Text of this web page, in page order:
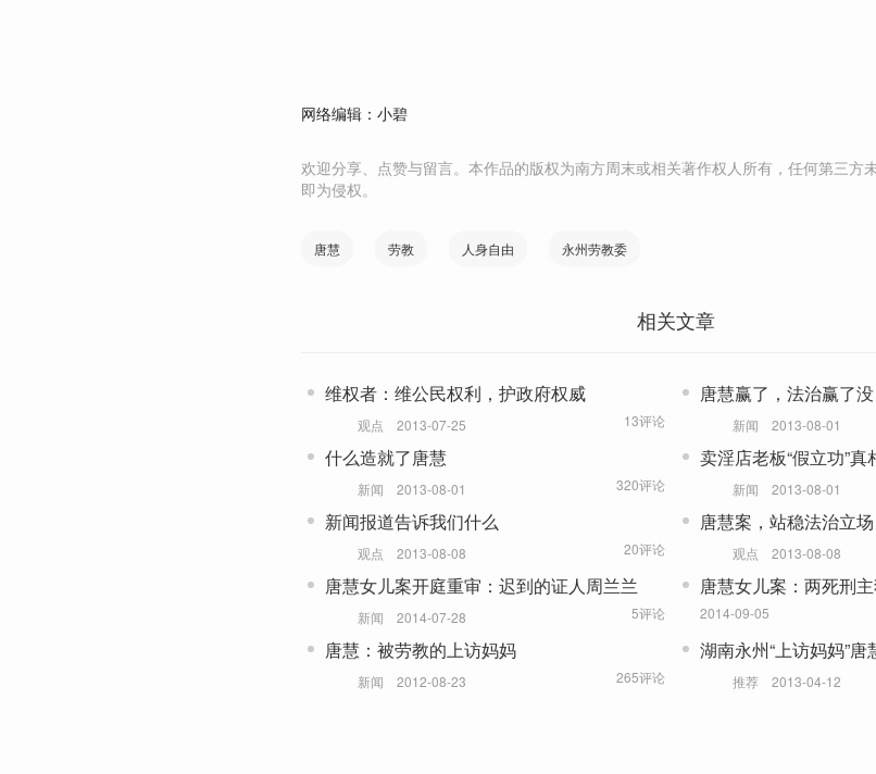
网络编辑：小碧
欢迎分享、点赞与留言。本作品的版权为南方周末或相关著作权人所有，任何第三方
即为侵权。
唐慧 劳教 人身自由 永州劳教委
相关文章
维权者：维公民权利，护政府权威
观点 2013-07-25 13评论
唐慧赢了，法治赢了没
新闻 2013-08-01
什么造就了唐慧
新闻 2013-08-01 320评论
卖淫店老板“假立功”真
新闻 2013-08-01
新闻报道告诉我们什么
观点 2013-08-08 20评论
唐慧案，站稳法治立场
观点 2013-08-08
唐慧女儿案开庭重审：迟到的证人周兰兰
新闻 2014-07-28 5评论
唐慧女儿案：两死刑
2014-09-05
唐慧：被劳教的上访妈妈
新闻 2012-08-23 265评论
湖南永州“上访妈妈”唐
推荐 2013-04-12